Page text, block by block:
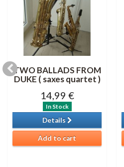
TWO BALLADS FROM
DUKE ( saxes quartet )
14,99 €
In Stock
Details
Add to cart